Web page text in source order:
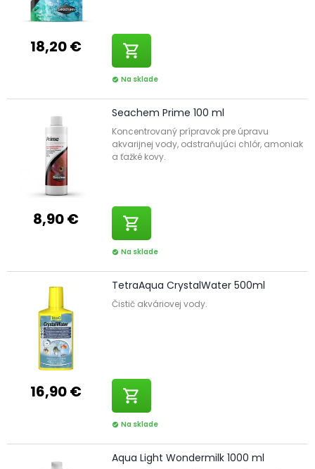
18,20 € shopping_cart
check_circle Na sklade
8,90 €
Seachem Prime 100 ml
Koncentrovaný prípravok pre úpravu
akvarijnej vody, odstraňujúci chlór, amoniak
a ťažké kovy.
shopping_cart
check_circle Na sklade
16,90 €
TetraAqua CrystalWater 500ml
Čistič akváriovej vody.
shopping_cart
check_circle Na sklade
Aqua Light Wondermilk 1000 ml